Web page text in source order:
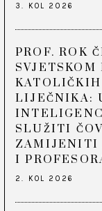
3. KOL 2026
PROF. ROK
SVJETSKOM
KATOLIČKIH
LIJEČNIKA:
SLUŽITI
ZAMIJENITI
I
2. KOL 2026